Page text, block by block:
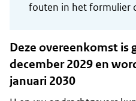
fouten in het formulier
Deze overeenkomst is
december 2029 en
januari 2030